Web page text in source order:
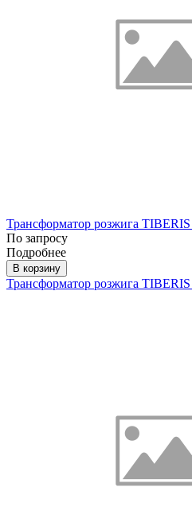
Трансформатор розжига
По запросу
Подробнее
В корзину
Трансформатор розжига